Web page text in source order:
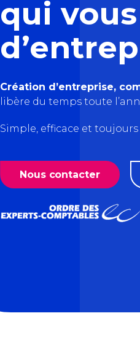
qui
Création d’entreprise,
libère du temps toute
Simple, efficace et toujours
Nous contacter